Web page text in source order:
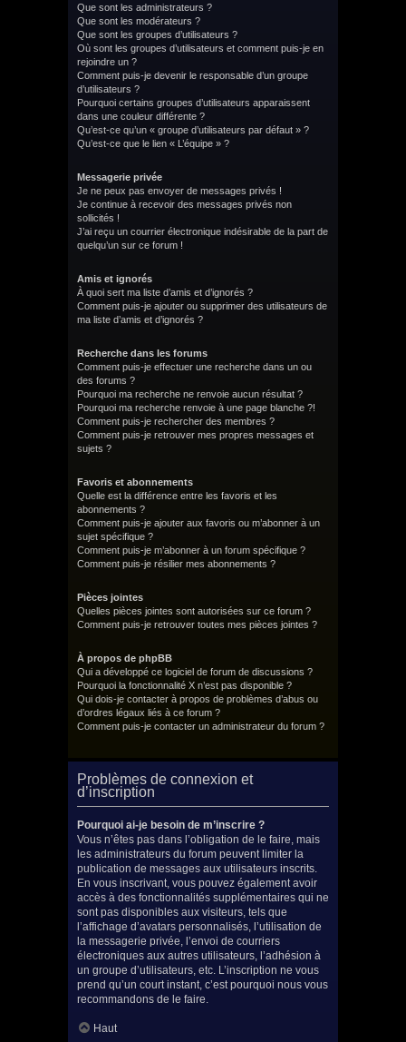
Que sont les administrateurs ?
Que sont les modérateurs ?
Que sont les groupes d’utilisateurs ?
Où sont les groupes d’utilisateurs et comment puis-je en
rejoindre un ?
Comment puis-je devenir le responsable d’un groupe
d’utilisateurs ?
Pourquoi certains groupes d’utilisateurs apparaissent
dans une couleur différente ?
Qu’est-ce qu’un « groupe d’utilisateurs par défaut » ?
Qu’est-ce que le lien « L’équipe » ?
Messagerie privée
Je ne peux pas envoyer de messages privés !
Je continue à recevoir des messages privés non
sollicités !
J’ai reçu un courrier électronique indésirable de la part de
quelqu’un sur ce forum !
Amis et ignorés
À quoi sert ma liste d’amis et d’ignorés ?
Comment puis-je ajouter ou supprimer des utilisateurs de
ma liste d’amis et d’ignorés ?
Recherche dans les forums
Comment puis-je effectuer une recherche dans un ou
des forums ?
Pourquoi ma recherche ne renvoie aucun résultat ?
Pourquoi ma recherche renvoie à une page blanche ?!
Comment puis-je rechercher des membres ?
Comment puis-je retrouver mes propres messages et
sujets ?
Favoris et abonnements
Quelle est la différence entre les favoris et les
abonnements ?
Comment puis-je ajouter aux favoris ou m’abonner à un
sujet spécifique ?
Comment puis-je m’abonner à un forum spécifique ?
Comment puis-je résilier mes abonnements ?
Pièces jointes
Quelles pièces jointes sont autorisées sur ce forum ?
Comment puis-je retrouver toutes mes pièces jointes ?
À propos de phpBB
Qui a développé ce logiciel de forum de discussions ?
Pourquoi la fonctionnalité X n’est pas disponible ?
Qui dois-je contacter à propos de problèmes d’abus ou
d’ordres légaux liés à ce forum ?
Comment puis-je contacter un administrateur du forum ?
Problèmes de connexion et
d’inscription
Pourquoi ai-je besoin de m’inscrire ?
Vous n’êtes pas dans l’obligation de le faire, mais
les administrateurs du forum peuvent limiter la
publication de messages aux utilisateurs inscrits.
En vous inscrivant, vous pouvez également avoir
accès à des fonctionnalités supplémentaires qui ne
sont pas disponibles aux visiteurs, tels que
l’affichage d’avatars personnalisés, l’utilisation de
la messagerie privée, l’envoi de courriers
électroniques aux autres utilisateurs, l’adhésion à
un groupe d’utilisateurs, etc. L’inscription ne vous
prend qu’un court instant, c’est pourquoi nous vous
recommandons de le faire.
Haut